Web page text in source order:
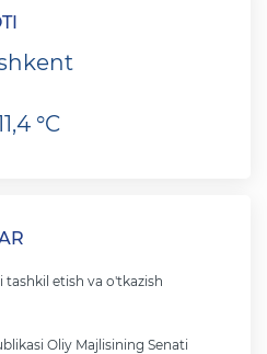
°C
etish va o'tkazish
Oliy Majlisining Senati